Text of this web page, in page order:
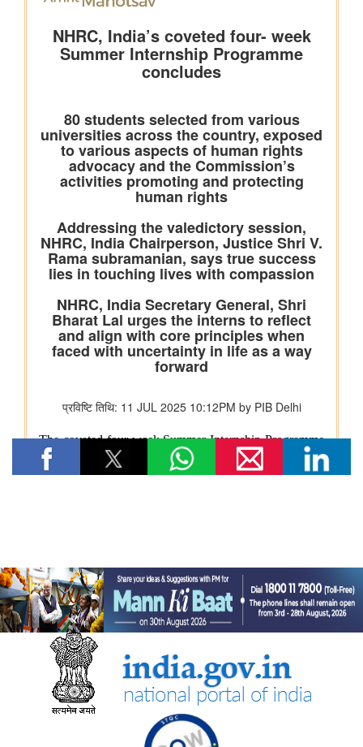
कोयला मंत्रालय
विद्युत क्षेत्र के लिए कोयले की आपूर्ति की स्थिति पर्याप्त बनी हुई है; जुलाई
भुवनेश्वरी ओसीपी: नवाचार से उत्पादन को शक्ति और स्थिरता से विकास को
आकार
कोयला मंत्रालय की सलाहकार समिति ने वाणिज्यिक कोयला खनन सुधारों और
निजी क्षेत्र की भागीदारी को बढ़ावा देने पर चर्चा की
भारत ने अपनी ब्रिक्स अध्यक्षता 2026 के अंतर्गत जयपुर में आयोजित 10वें
ब्रिक्स उद्योग मंत्रियों के सम्मेलन का सफल आयोजन किया
अमेरिका से ईंधन मिश्रण के लिए एथेनॉल के आयात पर कोई छूट या
प्रतिबद्धता नहीं
पेटेंट, डिज़ाइन और ट्रेडमार्क महानियंत्रक कार्यालय ने भारत के 15 केन्द्रों
पर पेटेंट और ट्रेडमार्क एजेंट परीक्षा 2027 के लिए संभावित कार्यक्रम घोषित
किया
संचार मंत्रालय
सफलतापूर्वक आयोजन किया
संस्‍कृति मंत्रालय
विज्ञान संस्कृति संवर्धन योजना की स्थिति
रक्षा मंत्रालय
‘अग्नि-4’ बैलिस्टिक मिसाइल का सफल परीक्षण किया गया
रक्षा मंत्री ने प्रादेशिक सेना संबंधी रक्षा मंत्रालय की संसदीय सलाहकार
समिति की बैठक की अध्यक्षता की